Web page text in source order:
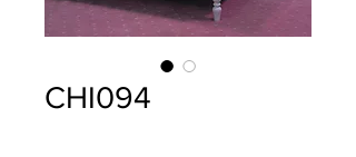
CHI094